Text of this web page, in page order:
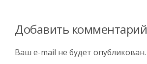
Добавить комментарий
Ваш e-mail не будет опубликован.